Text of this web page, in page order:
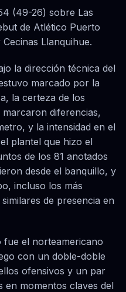
(49-26) sobre Las
de Atlético Puerto
Llanquihue.
la dirección técnica del
marcado por la
la certeza de los
diferencias,
y la intensidad en el
plantel que hizo el
de los 81 anotados
desde el banquillo, y
incluso los más
de presencia en
fue el norteamericano
con un doble-doble
ofensivos y un par
en momentos claves del